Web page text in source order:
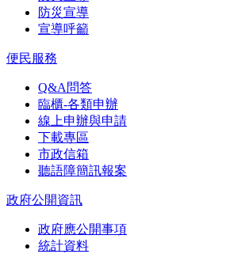
防災宣導
宣導呼籲
便民服務
Q&A問答
臨櫃-各類申辦
線上申辦與申請
下載專區
市政信箱
聽語障簡訊報案
政府公開資訊
政府應公開事項
統計資料